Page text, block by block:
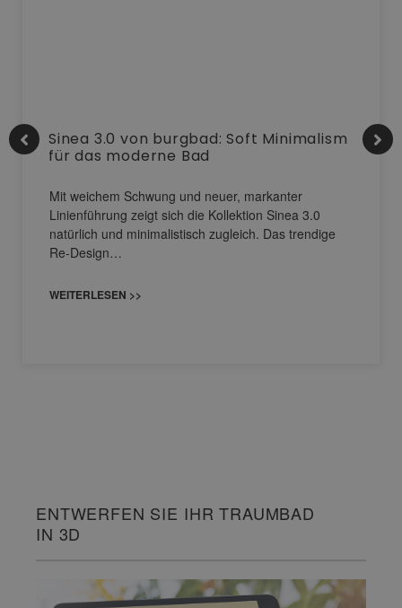
Sinea 3.0 von burgbad: Soft Minimalism
für das moderne Bad
Mit weichem Schwung und neuer, markanter
Linienführung zeigt sich die Kollektion Sinea 3.0
natürlich und minimalistisch zugleich. Das trendige
Re-Design…
WEITERLESEN >>
ENTWERFEN SIE IHR TRAUMBAD
IN 3D